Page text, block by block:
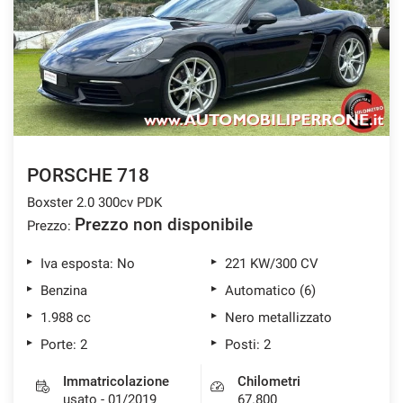
ASSISTENZA POST VENDITA
CONTATTI
NEWS
AREA COMMERCIANTI
PORSCHE 718
Boxster 2.0 300cv PDK
Prezzo: Prezzo non disponibile
Iva esposta: No
221 KW/300 CV
Benzina
Automatico (6)
1.988 cc
Nero metallizzato
Porte: 2
Posti: 2
Immatricolazione
usato - 01/2019
Chilometri
67.800
tracciamento
che
adottiamo
per
offrire
le
funzionalità
e
le
attività
di
seguito
Per
maggiori
informazioni
e
funzionamento